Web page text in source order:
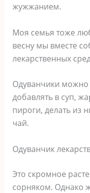
жужжанием.
Моя семья тоже
весну мы вместе
лекарственных
Одуванчики можно
добавлять в суп,
пироги, делать из
чай.
Одуванчик
Это скромное
сорняком. Однако